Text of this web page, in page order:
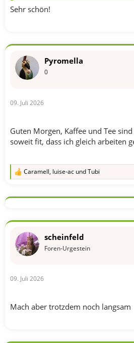
Sehr schön!
Pyromella
0
09. Juli 2026
Guten Morgen, Kaffee und Tee
soweit fit, dass ich gleich arbeiten
R
k
o
e
n
Caramell, luise-ac undTubi
scheinfeld
Foren-Urgestein
09. Juli 2026
Mach aber trotzdem noch langsam